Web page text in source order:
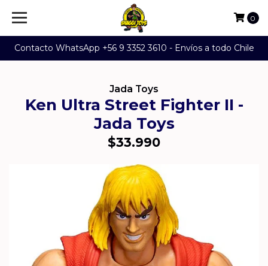
Contacto WhatsApp +56 9 3352 3610 - Envíos a todo Chile
0
Jada Toys
Ken Ultra Street Fighter II -
Jada Toys
$33.990